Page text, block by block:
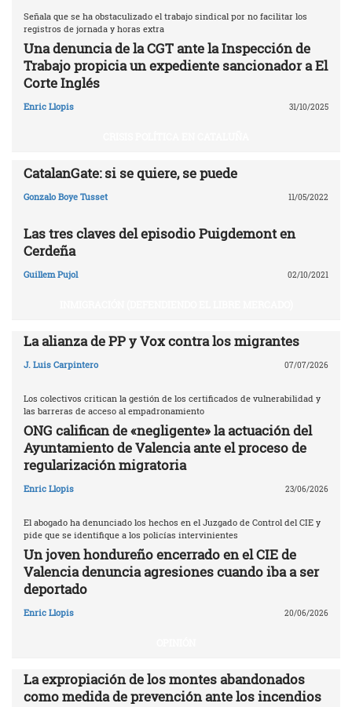
Señala que se ha obstaculizado el trabajo sindical por no facilitar los
registros de jornada y horas extra
Una denuncia de la CGT ante la Inspección de
Trabajo propicia un expediente sancionador a El
Corte Inglés
Enric Llopis 31/10/2025
CatalanGate: si se quiere, se puede
Gonzalo Boye Tusset 11/05/2022
Las tres claves del episodio Puigdemont en
Cerdeña
Guillem Pujol 02/10/2021
La alianza de PP y Vox contra los migrantes
J. Luis Carpintero 07/07/2026
Los colectivos critican la gestión de los certificados de vulnerabilidad y
las barreras de acceso al empadronamiento
ONG califican de «negligente» la actuación del
Ayuntamiento de Valencia ante el proceso de
regularización migratoria
Enric Llopis 23/06/2026
El abogado ha denunciado los hechos en el Juzgado de Control del CIE y
pide que se identifique a los policías intervinientes
Un joven hondureño encerrado en el CIE de
Valencia denuncia agresiones cuando iba a ser
deportado
Enric Llopis 20/06/2026
La expropiación de los montes abandonados
como medida de prevención ante los incendios